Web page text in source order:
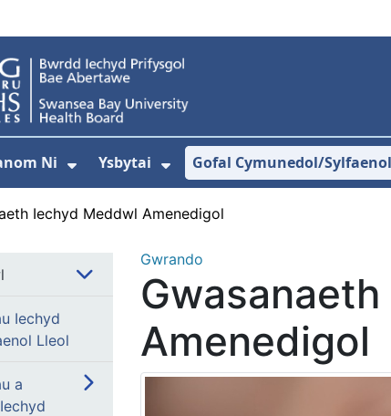
Ni
Dangos isddewislen ar gyfer
Ysbytai
Dangos isddewislen ar
Gofal Cymunedol/Sylfaenol
Iechyd Meddwl Amenedigol
Iechyd
Lleol
a
Gwrando
Amenedigol